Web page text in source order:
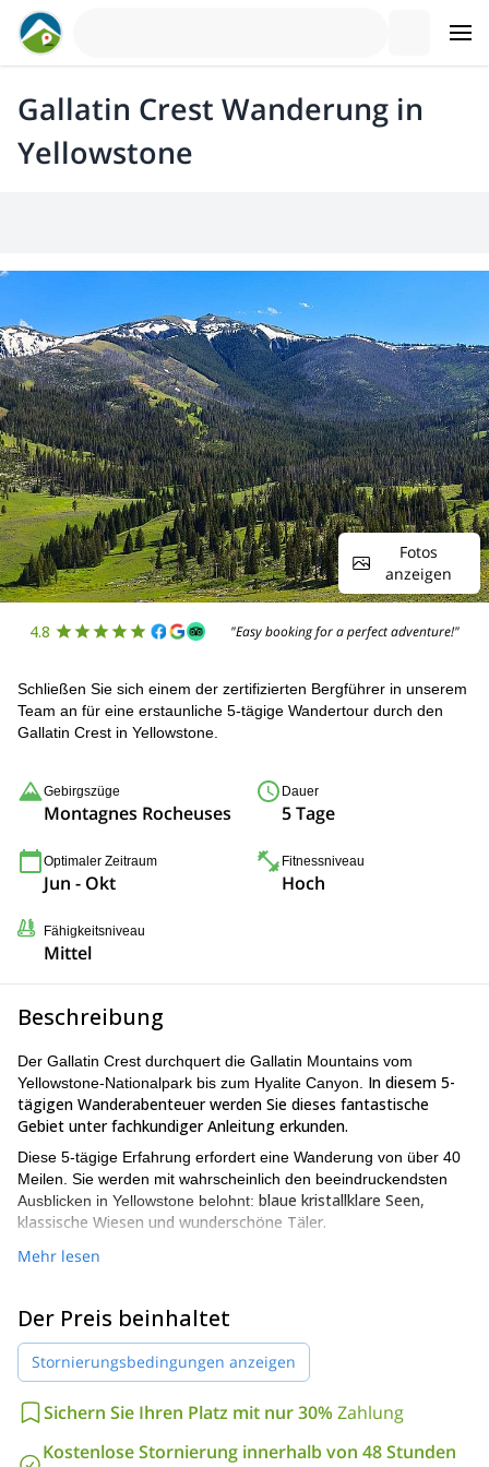
Gallatin Crest Wanderung in
Yellowstone
Fotos
anzeigen
4.8 "Easy booking for a perfect adventure!"
Schließen Sie sich einem der zertifizierten Bergführer in unserem
Team an für eine erstaunliche 5-tägige Wandertour durch den
Gallatin Crest in Yellowstone.
Gebirgszüge
Montagnes Rocheuses
Dauer
5 Tage
Optimaler Zeitraum
Jun - Okt
Fitnessniveau
Hoch
Fähigkeitsniveau
Mittel
Beschreibung
Der Gallatin Crest durchquert die Gallatin Mountains vom
Yellowstone-Nationalpark bis zum Hyalite Canyon. In diesem 5-
tägigen Wanderabenteuer werden Sie dieses fantastische
Gebiet unter fachkundiger Anleitung erkunden.
Diese 5-tägige Erfahrung erfordert eine Wanderung von über 40
Meilen. Sie werden mit wahrscheinlich den beeindruckendsten
Ausblicken in Yellowstone belohnt: blaue kristallklare Seen,
klassische Wiesen und wunderschöne Täler.
Die Gallatin Mountains befinden sich in den US-Bundesstaaten
Gipfel über 3.000 m.
Unser Wanderprogramm beginnt im bemerkenswerten Gallatin
River Valley. Dannbringen wir Sie zu einigen der fantastischsten
Yellowstone High Lake und dem Shelf Lake. Wir werden auch
Ausblicke auf den gesamten Yellowstone-Nationalpark bietet.
Mehr lesen
Der Preis beinhaltet
Stornierungsbedingungen anzeigen
Sichern Sie Ihren Platz mit nur 30%Zahlung
Kostenlose Stornierung innerhalb von 48 Stunden